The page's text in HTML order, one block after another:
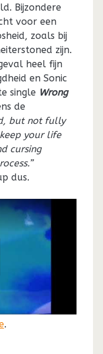
Bijzondere
voor een
zoals bij
zijn.
heel fijn
en Sonic
single Wrong
de
but not fully
your life
cursing
dus.
.